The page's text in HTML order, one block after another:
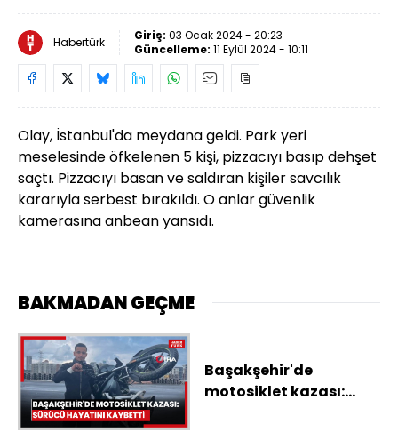
Habertürk Giriş: 03 Ocak 2024 - 20:23
Güncelleme: 11 Eylül 2024 - 10:11
Olay, İstanbul'da meydana geldi. Park yeri
meselesinde öfkelenen 5 kişi, pizzacıyı basıp dehşet
saçtı. Pizzacıyı basan ve saldıran kişiler savcılık
kararıyla serbest bırakıldı. O anlar güvenlik
kamerasına anbean yansıdı.
BAKMADAN GEÇME
Başakşehir'de
motosiklet kazası: